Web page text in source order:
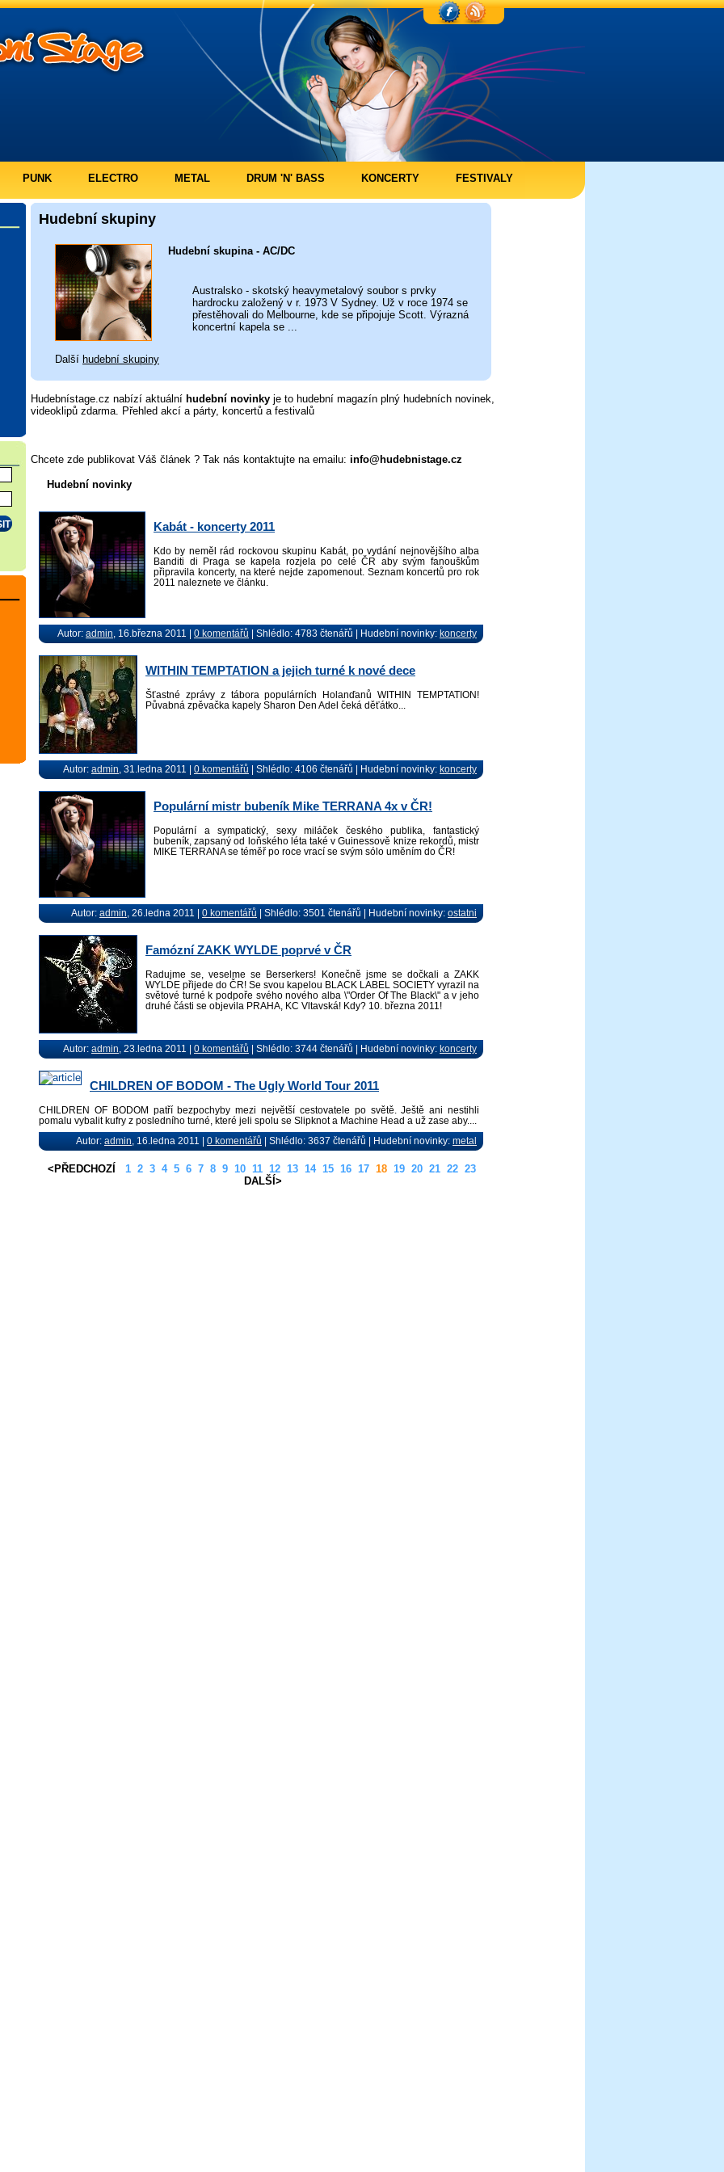
PUNK ELECTRO METAL DRUM 'N' BASS KONCERTY FESTIVALY
Hudební skupiny
Hudební skupina - AC/DC
Australsko - skotský heavymetalový soubor s prvky
hardrocku založený v r. 1973 V Sydney. Už v roce 1974 se
přestěhovali do Melbourne, kde se připojuje Scott. Výrazná
koncertní kapela se ...
Další hudební skupiny
Hudebnístage.cz nabízí aktuální hudební novinky je to hudební magazín plný hudebních novinek,
videoklipů zdarma. Přehled akcí a párty, koncertů a festivalů
Chcete zde publikovat Váš článek ? Tak nás kontaktujte na emailu: info@hudebnistage.cz
Hudební novinky
Kabát - koncerty 2011
Kdo by neměl rád rockovou skupinu Kabát, po vydání nejnovějšího alba
Banditi di Praga se kapela rozjela po celé ČR aby svým fanouškům
připravila koncerty, na které nejde zapomenout. Seznam koncertů pro rok
2011 naleznete ve článku.
Autor: admin , 16.března 2011 | 0 komentářů | Shlédlo: 4783 čtenářů | Hudební novinky: koncerty
WITHIN TEMPTATION a jejich turné k nové dece
Šťastné zprávy z tábora populárních Holanďanů WITHIN TEMPTATION!
Půvabná zpěvačka kapely Sharon Den Adel čeká děťátko...
Autor: admin , 31.ledna 2011 | 0 komentářů | Shlédlo: 4106 čtenářů | Hudební novinky: koncerty
Populární mistr bubeník Mike TERRANA 4x v ČR!
Populární a sympatický, sexy miláček českého publika, fantastický
bubeník, zapsaný od loňského léta také v Guinessově knize rekordů, mistr
MIKE TERRANA se téměř po roce vrací se svým sólo uměním do ČR!
Autor: admin , 26.ledna 2011 | 0 komentářů | Shlédlo: 3501 čtenářů | Hudební novinky: ostatni
Famózní ZAKK WYLDE poprvé v ČR
Radujme se, veselme se Berserkers! Konečně jsme se dočkali a ZAKK
WYLDE přijede do ČR! Se svou kapelou BLACK LABEL SOCIETY vyrazil na
světové turné k podpoře svého nového alba \"Order Of The Black\" a v jeho
druhé části se objevila PRAHA, KC Vltavská! Kdy? 10. března 2011!
Autor: admin , 23.ledna 2011 | 0 komentářů | Shlédlo: 3744 čtenářů | Hudební novinky: koncerty
CHILDREN OF BODOM - The Ugly World Tour 2011
CHILDREN OF BODOM patří bezpochyby mezi největší cestovatele po světě. Ještě ani nestihli
pomalu vybalit kufry z posledního turné, které jeli spolu se Slipknot a Machine Head a už zase aby....
Autor: admin , 16.ledna 2011 | 0 komentářů | Shlédlo: 3637 čtenářů | Hudební novinky: metal
<PŘEDCHOZÍ 1 2 3 4 5 6 7 8 9 10 11 12 13 14 15 16 17 18 19 20 21 22 23
DALŠÍ>